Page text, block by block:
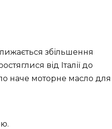
збільшення
від Італії до
наче моторне масло для